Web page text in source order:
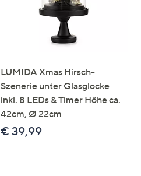
LUMIDA Xmas Hirsch-
Szenerie unter Glasglocke
inkl. 8 LEDs & Timer Höhe ca.
42cm, Ø 22cm
€ 39,99